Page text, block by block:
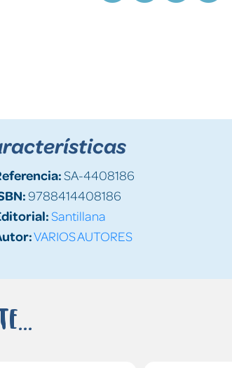
SA-4408186
9788414408186
Santillana
VARIOS AUTORES